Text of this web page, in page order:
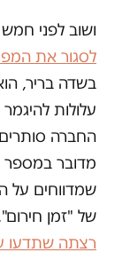
ושוב לפני
לסגור את
בשדה בריר,
עלולות
החברה
מדובר במספר
שמדווחים על
של "זמן
רצתה שתדעו